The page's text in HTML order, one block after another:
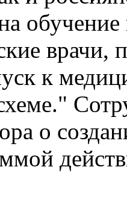
врачи,
к
о